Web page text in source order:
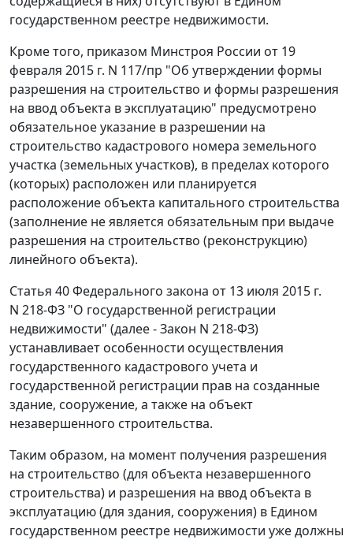
государственном реестре недвижимости.
Кроме того, приказом Минстроя России от 19
февраля 2015 г. N 117/пр "Об утверждении формы
разрешения на строительство и формы разрешения
на ввод объекта в эксплуатацию" предусмотрено
обязательное указание в разрешении на
строительство кадастрового номера земельного
участка (земельных участков), в пределах которого
(которых) расположен или планируется
расположение объекта капитального строительства
(заполнение не является обязательным при выдаче
разрешения на строительство (реконструкцию)
линейного объекта).
Статья 40 Федерального закона от 13 июля 2015 г.
N 218-ФЗ "О государственной регистрации
недвижимости" (далее - Закон N 218-ФЗ)
устанавливает особенности осуществления
государственного кадастрового учета и
государственной регистрации прав на созданные
здание, сооружение, а также на объект
незавершенного строительства.
Таким образом, на момент получения разрешения
на строительство (для объекта незавершенного
строительства) и разрешения на ввод объекта в
эксплуатацию (для здания, сооружения) в Едином
государственном реестре недвижимости уже должны